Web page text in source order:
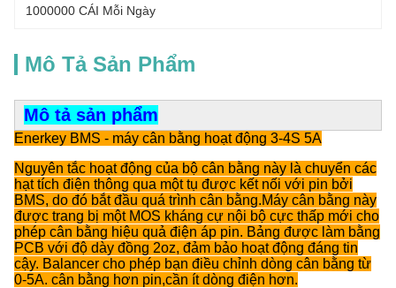
1000000 CÁI Mỗi Ngày
Mô Tả Sản Phẩm
Mô tả sản phẩm
Enerkey BMS - máy cân bằng hoạt động 3-4S 5A
Nguyên tắc hoạt động của bộ cân bằng này là chuyển các
hạt tích điện thông qua một tụ được kết nối với pin bởi
BMS, do đó bắt đầu quá trình cân bằng.Máy cân bằng này
được trang bị một MOS kháng cự nội bộ cực thấp mới cho
phép cân bằng hiệu quả điện áp pin. Bảng được làm bằng
PCB với độ dày đồng 2oz, đảm bảo hoạt động đáng tin
cậy. Balancer cho phép bạn điều chỉnh dòng cân bằng từ
0-5A. cân bằng hơn pin,cần ít dòng điện hơn.